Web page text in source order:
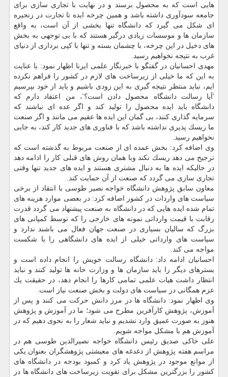
هایی است كه به محصول برسند و در نهایت با تجاری سازی برای
جامعه سودآوری داشته باشد و همین چرخه ایده تا تجارت در زنجیره
ای شكل می گیرد كه دانشگاه تنها بخشی از آن است، به واقع
سازمان ها و موسسات زیادی درگیر هستند كه با بی توجهی به بخش
های دخیل در این چرخه، با چشمان بسته و تنها با كپی برداری از دنیای
غرب به نتیجه نخواهیم رسید.
مهدی احسانیان در گفتگو با خبرنگار علمی ایرنا اظهار نمود: با عنایت
به این كه ما خیلی از زیرساخت های لازم در كشور را فراهم نكرده
ایم، نباید منتظر نتیجه گیری به این زودی باشیم و باید از خود بپرسیم
'آیا رسالت دانشگاه محصول دادن است؟'، من اعتقاد دارم كه
دانشگاه باید ایده محصول را تولید كند و اگر عده ای نباشند كه
سرمایه گذاری كنند، بی گمان این ایده ها عقیم می مانند و اگر صنعت
ما ریسك پذیری نداشته باشد كه با فناوری های جدید كار كند، به جایی
نخواهیم رسید.
وی اضافه كرد: بخش عمده ای از صنعت مربوط به گذشته است كه
ترجیح می دهد ریسك نكند وبا همان روش های قبلی كار را ادامه دهد
در حالیكه ایده ها به دنبال مشتری هستند و ایده های جدید تنها وقتی
تجاری سازی می گردد كه صنعت از آن حمایت كند.
معاون سابق پژوهش دانشگاه خواجه نصیر طوسی با انتقاد از برخی
سیاست های واردات در كشور اضافه كرد: در بعضی موارد هزینه های
تمام شده ایده هایی كه در دانشگاه به صنعت پیشنهاد می گردد قدرت
رقابت با قیمت وارداتی نمونه های خارجی را كه توسط كمپانی های
بزرگ كه سالیان بسیاری در صنعت جهان فعال می باشند ندارد و
سیاست های وارداتی خیلی از ایده های دانشگاهی را با شكست
مواجه می كند.
احسانیان ادامه داد: دانشگاه رسالت خویش را انجام داده است و
بسترهای دیگر را باید سازمان ها و وزارت خانه ها تولید كنند و نباید
انتظار داشت هیات علمی تمامی كارها را انجام دهد، در حقیقت یك
عزم همگانی در سیاست های دولت و بخش صنعت نیاز است.
وی اظهار نمود: دانشگاه ها در مرز دانش حركت می كنند و پس از
آموزش، پژوهش كارآفرین مطرح می شود؛ ما در آموزش و پژوهش
هنوز به صورت عمیق وارد نشدیم و نباید شعار را به نحوی دهیم كه در
آموزش هم با مشكل مواجه شویم.
علی خاكی صدیق رئیس دانشگاه خواجه نصیرالدین طوسی هم در
مراسم هفته پژوهش از دغدغه های معیشتی پژوهشگران بعنوان یكی
از موانع موجود در پژوهش یاد كرد و كمبود بودجه در دانشگاه های
كشور را بزرگترین مشكل برای تقویت زیرساخت های دانشگاه ها در